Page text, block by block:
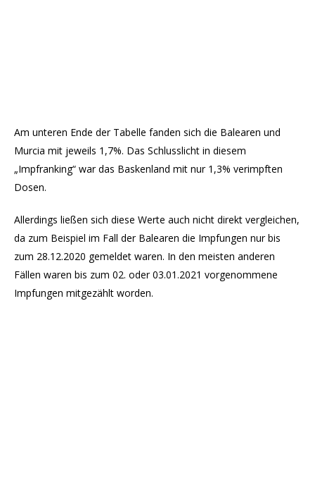
Am unteren Ende der Tabelle fanden sich die Balearen und
Murcia mit jeweils 1,7%. Das Schlusslicht in diesem
„Impfranking“ war das Baskenland mit nur 1,3% verimpften
Dosen.
Allerdings ließen sich diese Werte auch nicht direkt vergleichen,
da zum Beispiel im Fall der Balearen die Impfungen nur bis
zum 28.12.2020 gemeldet waren. In den meisten anderen
Fällen waren bis zum 02. oder 03.01.2021 vorgenommene
Impfungen mitgezählt worden.